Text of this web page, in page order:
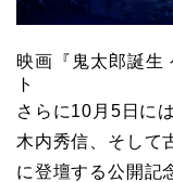
映画『鬼太郎誕生
ト
さらに10月5日に
木内秀信、そして
に登壇する公開記